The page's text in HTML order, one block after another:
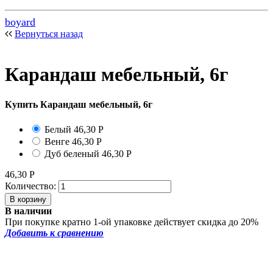
boyard
Вернуться назад
Карандаш мебельный, 6г
Купить Карандаш мебельный, 6г
Белый 46,30 Р
Венге 46,30 Р
Дуб беленый 46,30 Р
46,30 Р
Количество:
В наличии
При покупке кратно 1-ой упаковке действует скидка до 20%
Добавить к сравнению